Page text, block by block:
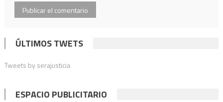
ÚLTIMOS TWETS
Tweets by serajusticia
ESPACIO PUBLICITARIO